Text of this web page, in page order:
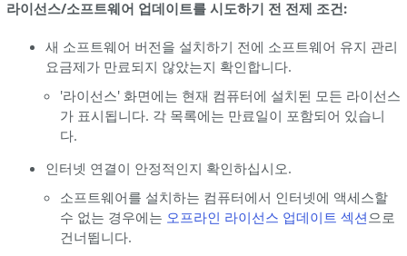
라
선
스
데
이
트
라
선
스
를
라이선스/소프트웨어 업데이트를 시도하기 전 전제 조건:
새 소프트웨어 버전을 설치하기 전에 소프트웨어 유지 관리
요금제가 만료되지 않았는지 확인합니다.
'라이선스' 화면에는 현재 컴퓨터에 설치된 모든 라이선스
가 표시됩니다. 각 목록에는 만료일이 포함되어 있습니
다.
인터넷 연결이 안정적인지 확인하십시오.
소프트웨어를 설치하는 컴퓨터에서 인터넷에 액세스할
수 없는 경우에는 오프라인 라이선스 업데이트 섹션으로
건너뜁니다.